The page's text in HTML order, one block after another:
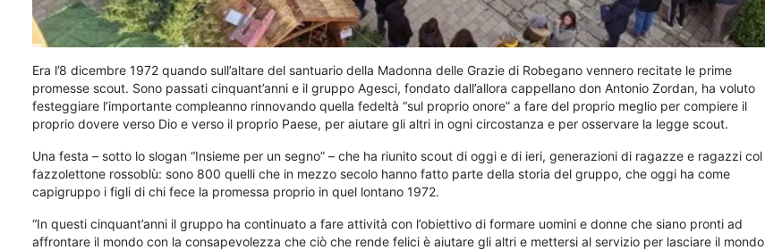
Era l’8 dicembre 1972 quando sull’altare del santuario della Madonna delle Grazie di Robegano vennero recitate le prime
promesse scout. Sono passati cinquant’anni e il gruppo Agesci, fondato dall’allora cappellano don Antonio Zordan, ha voluto
festeggiare l’importante compleanno rinnovando quella fedeltà “sul proprio onore” a fare del proprio meglio per compiere il
proprio dovere verso Dio e verso il proprio Paese, per aiutare gli altri in ogni circostanza e per osservare la legge scout.
Una festa – sotto lo slogan “Insieme per un segno” – che ha riunito scout di oggi e di ieri, generazioni di ragazze e ragazzi col
fazzolettone rossoblù: sono 800 quelli che in mezzo secolo hanno fatto parte della storia del gruppo, che oggi ha come
capigruppo i figli di chi fece la promessa proprio in quel lontano 1972.
“In questi cinquant’anni il gruppo ha continuato a fare attività con l’obiettivo di formare uomini e donne che siano pronti ad
affrontare il mondo con la consapevolezza che ciò che rende felici è aiutare gli altri e mettersi al servizio per lasciare il mondo